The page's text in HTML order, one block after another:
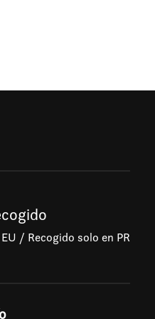
/ Recogido solo en PR